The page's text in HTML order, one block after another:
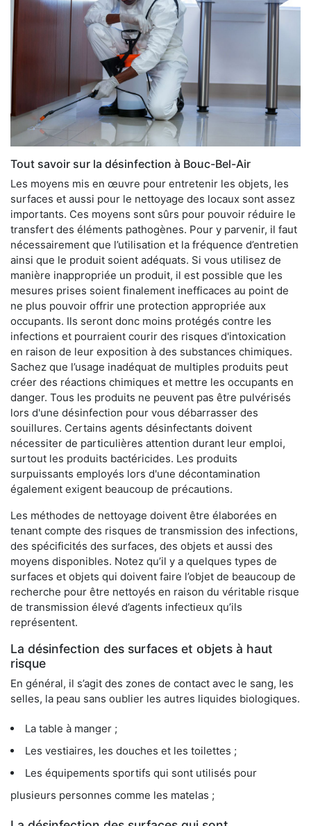
Tout savoir sur la désinfection à Bouc-Bel-Air
Les moyens mis en œuvre pour entretenir les objets, les
surfaces et aussi pour le nettoyage des locaux sont assez
importants. Ces moyens sont sûrs pour pouvoir réduire le
transfert des éléments pathogènes. Pour y parvenir, il faut
nécessairement que l’utilisation et la fréquence d’entretien
ainsi que le produit soient adéquats. Si vous utilisez de
manière inappropriée un produit, il est possible que les
mesures prises soient finalement inefficaces au point de
ne plus pouvoir offrir une protection appropriée aux
occupants. Ils seront donc moins protégés contre les
infections et pourraient courir des risques d'intoxication
en raison de leur exposition à des substances chimiques.
Sachez que l’usage inadéquat de multiples produits peut
créer des réactions chimiques et mettre les occupants en
danger. Tous les produits ne peuvent pas être pulvérisés
lors d'une désinfection pour vous débarrasser des
souillures. Certains agents désinfectants doivent
nécessiter de particulières attention durant leur emploi,
surtout les produits bactéricides. Les produits
surpuissants employés lors d'une décontamination
également exigent beaucoup de précautions.
Les méthodes de nettoyage doivent être élaborées en
tenant compte des risques de transmission des infections,
des spécificités des surfaces, des objets et aussi des
moyens disponibles. Notez qu’il y a quelques types de
surfaces et objets qui doivent faire l’objet de beaucoup de
recherche pour être nettoyés en raison du véritable risque
de transmission élevé d’agents infectieux qu’ils
représentent.
La désinfection des surfaces et objets à haut
risque
En général, il s’agit des zones de contact avec le sang, les
selles, la peau sans oublier les autres liquides biologiques.
La table à manger ;
Les vestiaires, les douches et les toilettes ;
Les équipements sportifs qui sont utilisés pour
plusieurs personnes comme les matelas ;